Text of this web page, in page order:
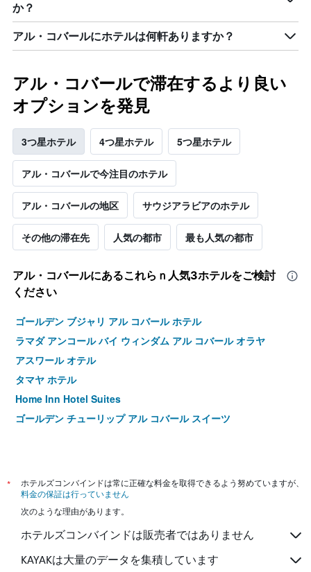
か？
アル・コバールにホテルは何軒ありますか？
アル・コバールで滞在するより良い
オプションを発見
3つ星ホテル 4つ星ホテル 5つ星ホテル
アル・コバールで今注目のホテル
アル・コバールの地区 サウジアラビアのホテル
その他の滞在先 人気の都市 最も人気の都市
アル・コバール​にあるこれらｎ人気3ホテルをご検討
ください
ゴールデン ブジャリ アル コバール ホテル
ラマダ アンコール バイ ウィンダム アル コバール オラヤ
アスワール オテル
タマヤ ホテル
Home Inn Hotel Suites
ゴールデン チューリップ アル コバール スイーツ
*
ホテルズコンバインドは常に正確な料金を取得できるよう努めていますが、
料金の保証は行っていません
次のような理由があります。
ホテルズコンバインドは販売者ではありません
KAYAKは大量のデータを集積しています